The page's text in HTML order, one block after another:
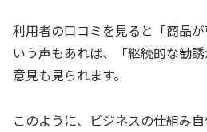
利用者の口コミを見ると「商品
いう声もあれば、「継続的な勧
意見も見られます。
このように、ビジネスの仕組み